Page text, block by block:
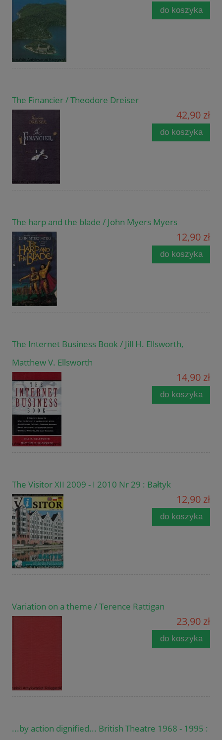
do koszyka
The Financier / Theodore Dreiser
42,90 zł
do koszyka
The harp and the blade / John Myers Myers
12,90 zł
do koszyka
The Internet Business Book / Jill H. Ellsworth,
Matthew V. Ellsworth
14,90 zł
do koszyka
The Visitor XII 2009 - I 2010 Nr 29 : Bałtyk
12,90 zł
do koszyka
Variation on a theme / Terence Rattigan
23,90 zł
do koszyka
...by action dignified... British Theatre 1968 - 1995 :